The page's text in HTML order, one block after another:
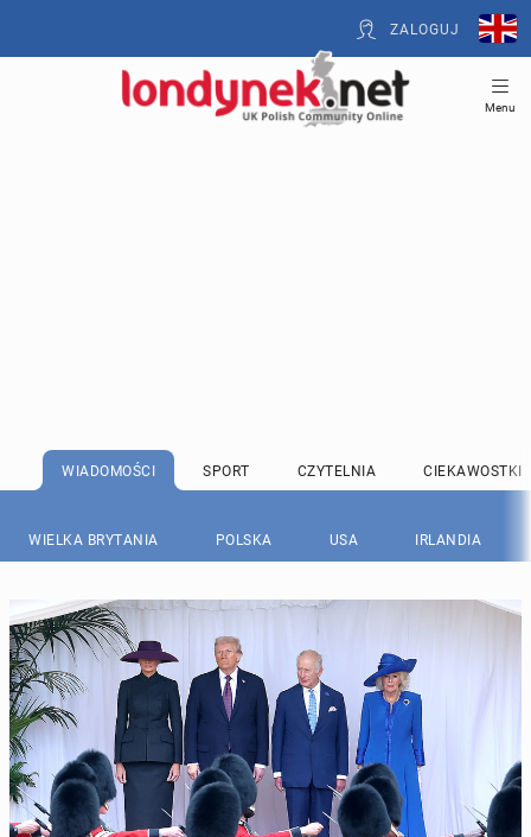
ZALOGUJ
Menu
WIADOMOŚCI SPORT CZYTELNIA CIEKAWOSTKI
WIELKA BRYTANIA POLSKA USA IRLANDIA